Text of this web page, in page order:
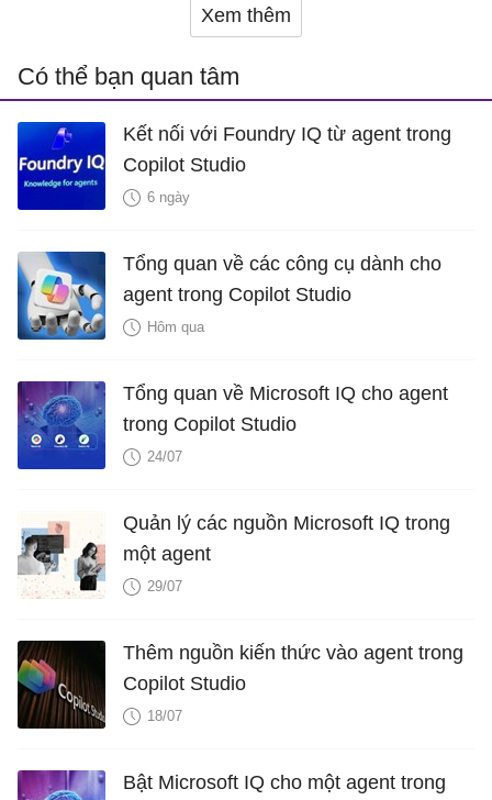
Xem thêm
Có thể bạn quan tâm
Kết nối với Foundry IQ từ agent trong
Copilot Studio
6 ngày
Tổng quan về các công cụ dành cho
agent trong Copilot Studio
Hôm qua
Tổng quan về Microsoft IQ cho agent
trong Copilot Studio
24/07
Quản lý các nguồn Microsoft IQ trong
một agent
29/07
Thêm nguồn kiến ​​thức vào agent trong
Copilot Studio
18/07
Bật Microsoft IQ cho một agent trong